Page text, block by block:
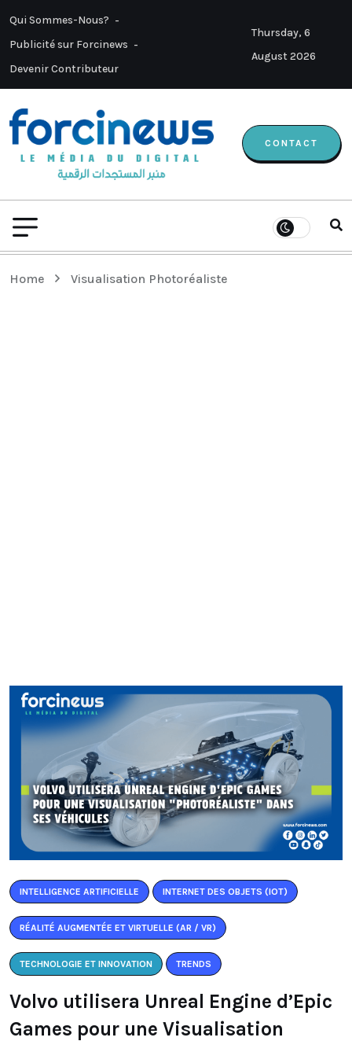
Qui Sommes-Nous?
Publicité sur Forcinews
Devenir Contributeur
Thursday, 6
August 2026
CONTACT
Home Visualisation Photoréaliste
INTELLIGENCE ARTIFICIELLE INTERNET DES OBJETS (IOT)
RÉALITÉ AUGMENTÉE ET VIRTUELLE (AR / VR)
TECHNOLOGIE ET INNOVATION TRENDS
Volvo utilisera Unreal Engine d’Epic
Games pour une Visualisation